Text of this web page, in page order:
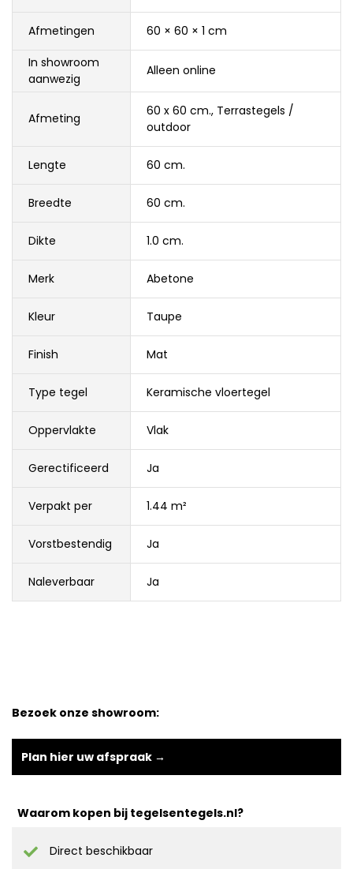
Afmetingen
60 × 60 × 1 cm
In showroom
aanwezig
Alleen online
Afmeting 60 x 60 cm., Terrastegels /
outdoor
Lengte 60 cm.
Breedte 60 cm.
Dikte 1.0 cm.
Merk Abetone
Kleur Taupe
Finish Mat
Type tegel Keramische vloertegel
Oppervlakte Vlak
Gerectificeerd Ja
Verpakt per 1.44 m²
Vorstbestendig Ja
Naleverbaar Ja
Bezoek onze showroom:
Plan hier uw afspraak →
Waarom kopen bij tegelsentegels.nl?
Direct beschikbaar